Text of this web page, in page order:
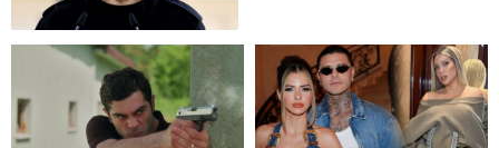
İngiliz gazetesinden
Zelenski yorumu: “Siyasi
poker mi, Rus ruleti mi?”